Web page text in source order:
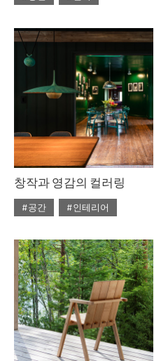
창작과 영감의 컬러링
#공간 #인테리어